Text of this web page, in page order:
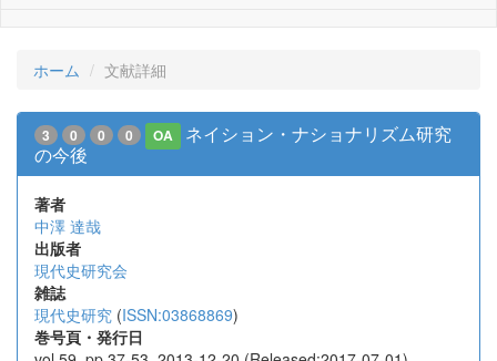
ホーム 文献詳細
3 0 0 0 OA
ネイション・ナショナリズム研究
の今後
著者
中澤 達哉
出版者
現代史研究会
雑誌
現代史研究 (ISSN:03868869)
巻号頁・発行日